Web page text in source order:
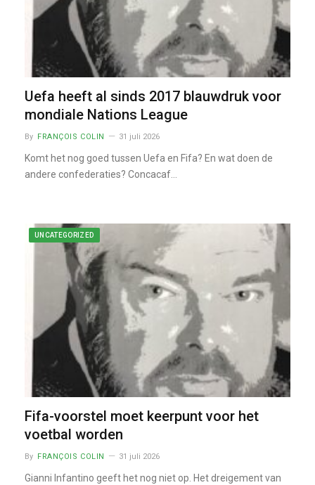
Uefa heeft al sinds 2017 blauwdruk voor
mondiale Nations League
By FRANÇOIS COLIN 31 juli 2026
Komt het nog goed tussen Uefa en Fifa? En wat doen de
andere confederaties? Concacaf…
UNCATEGORIZED
Fifa-voorstel moet keerpunt voor het
voetbal worden
By FRANÇOIS COLIN 31 juli 2026
Gianni Infantino geeft het nog niet op. Het dreigement van